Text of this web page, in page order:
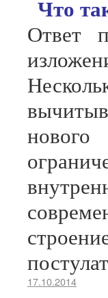
Что
Ответ
17.10.2014